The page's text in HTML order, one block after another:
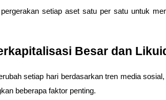
setiap aset satu per satu untuk
Besar dan
setiap hari berdasarkan tren media
beberapa faktor penting.